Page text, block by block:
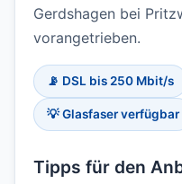
Gerdshagen bei
vorangetrieben.
📡 DSL bis 250 Mbit/s
💡 Glasfaser verfügbar
Tipps für den